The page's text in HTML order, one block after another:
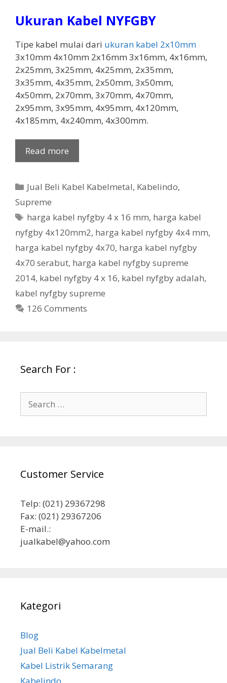
Ukuran Kabel NYFGBY
Tipe kabel mulai dari ukuran kabel 2x10mm
3x10mm 4x10mm 2x16mm 3x16mm, 4x16mm,
2x25mm, 3x25mm, 4x25mm, 2x35mm,
3x35mm, 4x35mm, 2x50mm, 3x50mm,
4x50mm, 2x70mm, 3x70mm, 4x70mm,
2x95mm, 3x95mm, 4x95mm, 4x120mm,
4x185mm, 4x240mm, 4x300mm.
Read more
Categories
Jual Beli Kabel Kabelmetal, Kabelindo,
Supreme
Tags
harga kabel nyfgby 4 x 16 mm, harga kabel
nyfgby 4x120mm2, harga kabel nyfgby 4x4 mm,
harga kabel nyfgby 4x70, harga kabel nyfgby
4x70 serabut, harga kabel nyfgby supreme
2014, kabel nyfgby 4 x 16, kabel nyfgby adalah,
kabel nyfgby supreme
126 Comments
Search For :
for:
Customer Service
Telp: (021) 29367298
Fax: (021) 29367206
E-mail.:
jualkabel@yahoo.com
Kategori
Blog
Jual Beli Kabel Kabelmetal
Kabel Listrik Semarang